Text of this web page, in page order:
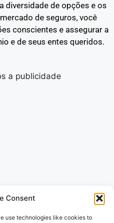
Consent
use technologies like cookies to
diversidade de opções e os
de seguros, você
conscientes e assegurar a
e de seus entes queridos.
a publicidade